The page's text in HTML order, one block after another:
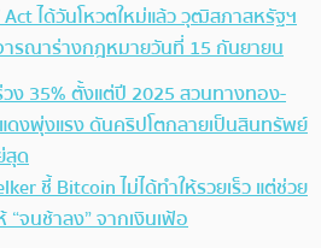
Act ได้วันโหวตใหม่แล้ว วุฒิสภาสหรัฐฯ
ารณาร่างกฎหมายวันที่ 15 กันยายน
ง 35% ตั้งแต่ปี 2025 สวนทางทอง-
ดงพุ่งแรง ดันคริปโตกลายเป็นสินทรัพย์
สุด
ชี้ Bitcoin ไม่ได้ทำให้รวยเร็ว แต่ช่วย
“จนช้าลง” จากเงินเฟ้อ